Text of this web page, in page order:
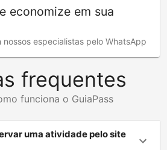
economize em sua
especialistas pelo WhatsApp
frequentes
funciona o GuiaPass
uma atividade pelo site